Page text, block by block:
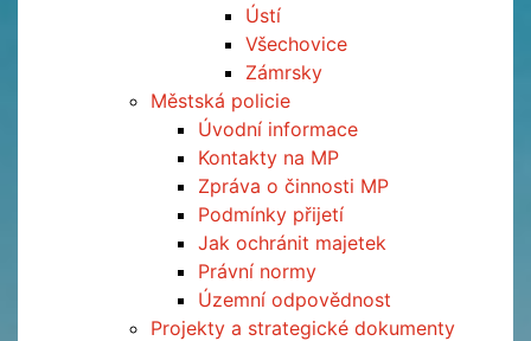
Ústí
Všechovice
Zámrsky
Městská policie
Úvodní informace
Kontakty na MP
Zpráva o činnosti MP
Podmínky přijetí
Jak ochránit majetek
Právní normy
Územní odpovědnost
Projekty a strategické dokumenty